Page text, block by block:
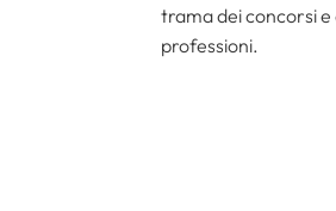
trama dei concorsi e
professioni.